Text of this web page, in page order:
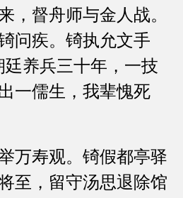
，督舟师与金人战。
问疾。锜执允文手
廷养兵三十年，一技
一儒生，我辈愧死
寿观。锜假都亭驿
至，留守汤思退除馆